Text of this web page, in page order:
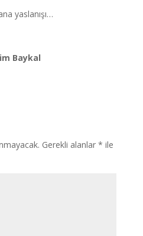
yaslanışı…
Baykal
Gerekli alanlar * ile